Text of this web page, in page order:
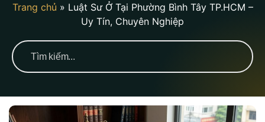
Trang chủ » Luật Sư Ở Tại Phường Bình Tây TP.HCM –
Uy Tín, Chuyên Nghiệp